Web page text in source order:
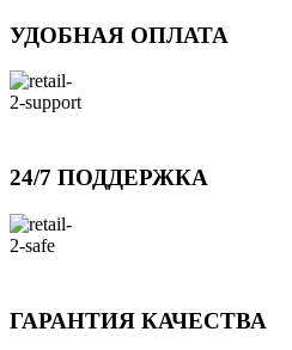
УДОБНАЯ ОПЛАТА
24/7 ПОДДЕРЖКА
ГАРАНТИЯ КАЧЕСТВА